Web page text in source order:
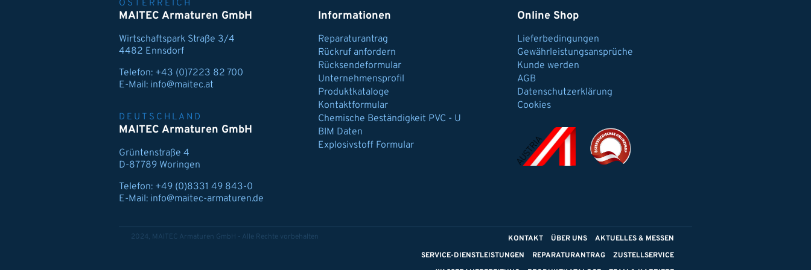
ÖSTERREICH
MAITEC Armaturen GmbH
Wirtschaftspark Straße 3/4
4482 Ennsdorf
Telefon: +43 (0)7223 82 700
E-Mail: info@maitec.at
DEUTSCHLAND
MAITEC Armaturen GmbH
Grüntenstraße 4
D-87789 Woringen
Telefon: +49 (0)8331 49 843-0
E-Mail: info@maitec-armaturen.de
Informationen
Reparaturantrag
Rückruf anfordern
Rücksendeformular
Unternehmensprofil
Produktkataloge
Kontaktformular
Chemische Beständigkeit PVC - U
BIM Daten
Explosivstoff Formular
Online Shop
Lieferbedingungen
Gewährleistungsansprüche
Kunde werden
AGB
Datenschutzerklärung
Cookies
2024, MAITEC Armaturen GmbH - Alle Rechte vorbehalten KONTAKT ÜBER UNS
AKTUELLES & MESSEN
SERVICE-DIENSTLEISTUNGEN
REPARATURANTRAG
ZUSTELLSERVICE